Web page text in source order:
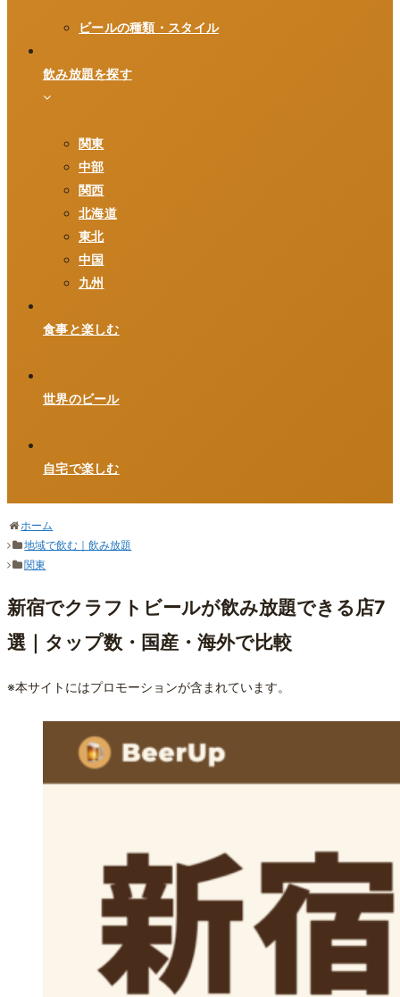
ビールの種類・スタイル
飲み放題を探す
関東
中部
関西
北海道
東北
中国
九州
食事と楽しむ
世界のビール
自宅で楽しむ
ホーム
地域で飲む｜飲み放題
関東
新宿でクラフトビールが飲み放題できる店7
選｜タップ数・国産・海外で比較
※本サイトにはプロモーションが含まれています。